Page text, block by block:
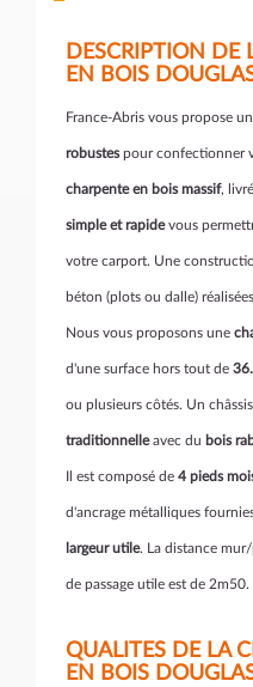
DESCRIPTION DE
EN BOIS
France-Abris vous propose
robustespour confectionner
charpente en bois massif,
simple et rapidevous
votre carport. Une
béton (plots ou dalle)
Nous vous proposons une
d'une surface hors tout de
ou plusieurs côtés. Un
traditionnelleavec du bois
Il est composé de 4 pieds
d'ancrage métalliques
largeur utile. La distance
de passage utile est de 2m50.
QUALITES DE LA
EN BOIS